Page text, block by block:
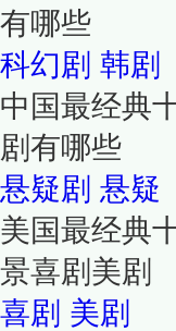
有哪些
科幻剧 韩剧
中国最经典
剧有哪些
悬疑剧 悬疑
美国最经典
景喜剧美剧
喜剧 美剧